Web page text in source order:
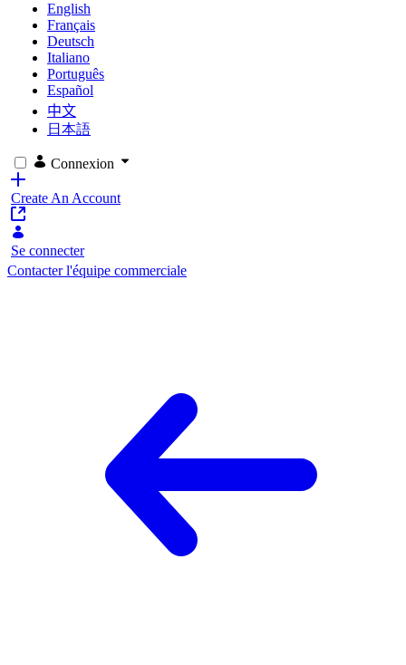
English
Français
Deutsch
Italiano
Português
Español
中文
日本語
Connexion
Create An Account
Se connecter
Contacter l'équipe commerciale